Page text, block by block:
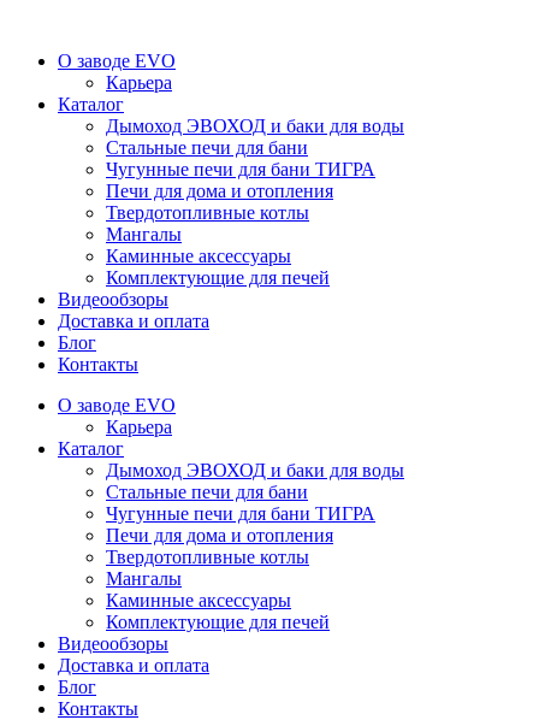
О заводе EVO
Карьера
Каталог
Дымоход ЭВОХОД и баки для воды
Стальные печи для бани
Чугунные печи для бани ТИГРА
Печи для дома и отопления
Твердотопливные котлы
Мангалы
Каминные аксессуары
Комплектующие для печей
Видеообзоры
Доставка и оплата
Блог
Контакты
О заводе EVO
Карьера
Каталог
Дымоход ЭВОХОД и баки для воды
Стальные печи для бани
Чугунные печи для бани ТИГРА
Печи для дома и отопления
Твердотопливные котлы
Мангалы
Каминные аксессуары
Комплектующие для печей
Видеообзоры
Доставка и оплата
Блог
Контакты